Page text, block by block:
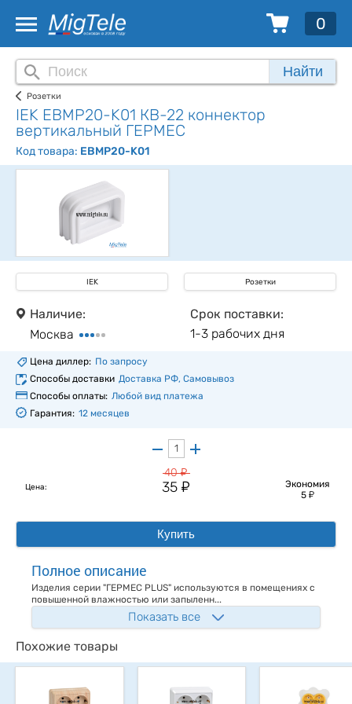
0
Найти
Розетки
IEK EBMP20-K01 КВ-22 коннектор
вертикальный ГЕРМЕС
Код товара: EBMP20-K01
IEK Розетки
Наличие:
Москва
Срок поставки:
1-3 рабочих дня
Цена диллер: По запросу
Способы доставки Доставка РФ, Самовывоз
Способы оплаты: Любой вид платежа
Гарантия: 12 месяцев
Цена:
40у
35у
Экономия
5 у
Купить
Полное описание
Изделия серии "ГЕРМЕС PLUS" используются в помещениях с
повышенной влажностью или запыленн...
Показать все
Похожие товары